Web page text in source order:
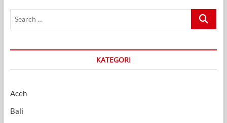
Search
KATEGORI
Aceh
Bali